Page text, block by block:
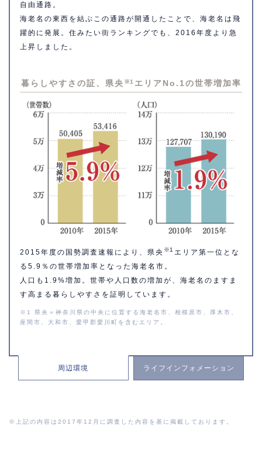
自由通路。
海老名の東西を結ぶこの通路が開通したことで、海老名は飛
躍的に発展。住みたい街ランキングでも、2016年度より急
上昇しました。
暮らしやすさの証、 県央 ※1 エリアNo.1の世帯増加率
2015年度の国勢調査速報により、県央 ※1 エリア第一位とな
る5.9％の世帯増加率となった海老名市。
人口も1.9%増加。世帯や人口数の増加が、海老名のますま
す高まる暮らしやすさを証明しています。
※1 県央＝神奈川県の中央に位置する海老名市、相模原市、厚木市、
座間市、大和市、愛甲郡愛川町を含むエリア。
周辺環境 ライフ インフォメーション
※上記の内容は2017年12月に調査した内容を基に掲載しております。